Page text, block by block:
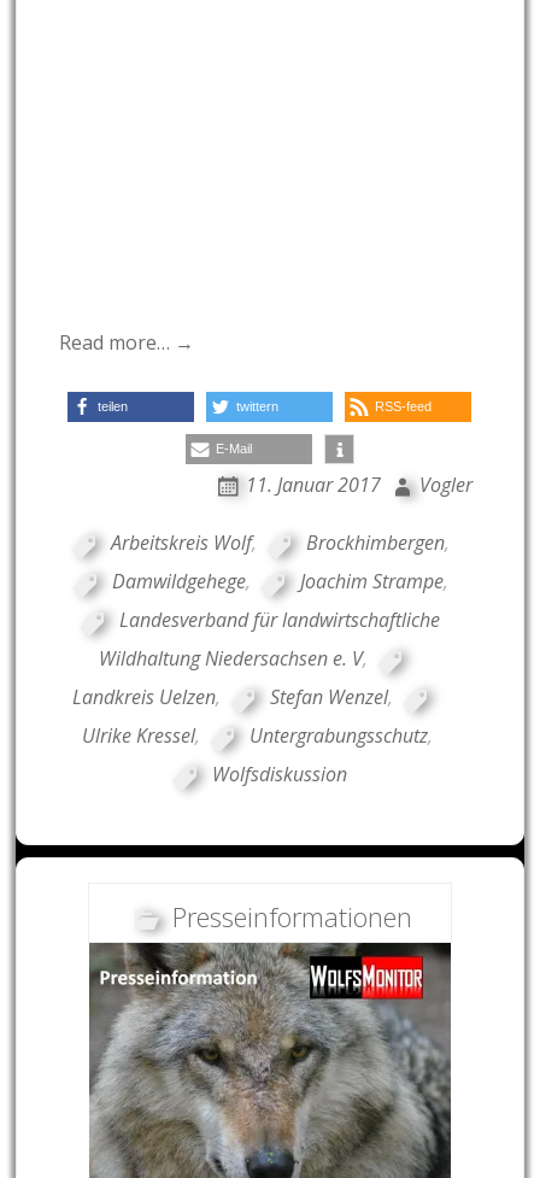
Read more… →
teilen twittern RSS-feed
E-Mail
11. Januar 2017 Vogler
Arbeitskreis Wolf, Brockhimbergen,
Damwildgehege, Joachim Strampe,
Landesverband für landwirtschaftliche
Wildhaltung Niedersachsen e. V,
Landkreis Uelzen, Stefan Wenzel,
Ulrike Kressel, Untergrabungsschutz,
Wolfsdiskussion
Presseinformationen